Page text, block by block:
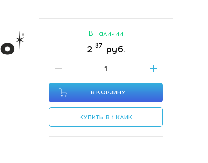
В наличии
2 87 руб.
В КОРЗИНУ
КУПИТЬ В 1 КЛИК